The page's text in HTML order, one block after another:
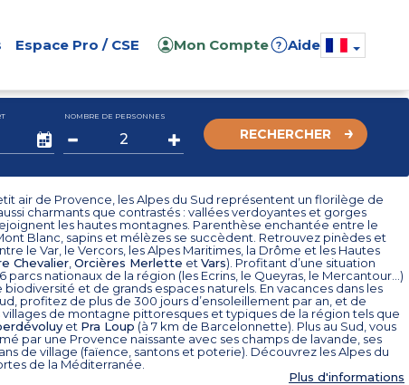
Espace Pro / CSE Mon Compte ? Aide
NOMBRE DE PERSONNES
RECHERCHER
air de Provence, les Alpes du Sud représentent un florilège de
charmants que contrastés : vallées verdoyantes et gorges
les hautes montagnes. Parenthèse enchantée entre le
Blanc, sapins et mélèzes se succèdent. Retrouvez pinèdes et
le Var, le Vercors, les Alpes Maritimes, la Drôme et les Hautes
Chevalier Orcières Merlette et Vars). Profitant d’une situation
parcs nationaux de la région (les Ecrins, le Queyras, le Mercantour…)
biodiversité et de grands espaces naturels. En vacances dans les
profitez de plus de 300 jours d’ensoleillement par an, et de
villages de montagne pittoresques et typiques de la région tels que
et Pra Loup (à 7 km de Barcelonnette). Plus au Sud, vous
par une Provence naissante avec ses champs de lavande, ses
de village (faïence, santons et poterie). Découvrez les Alpes du
de la Méditerranée.
Plus d'informations